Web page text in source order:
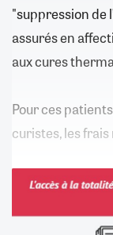
"suppression de
assurés en
aux cures
Pour ces
curistes, les